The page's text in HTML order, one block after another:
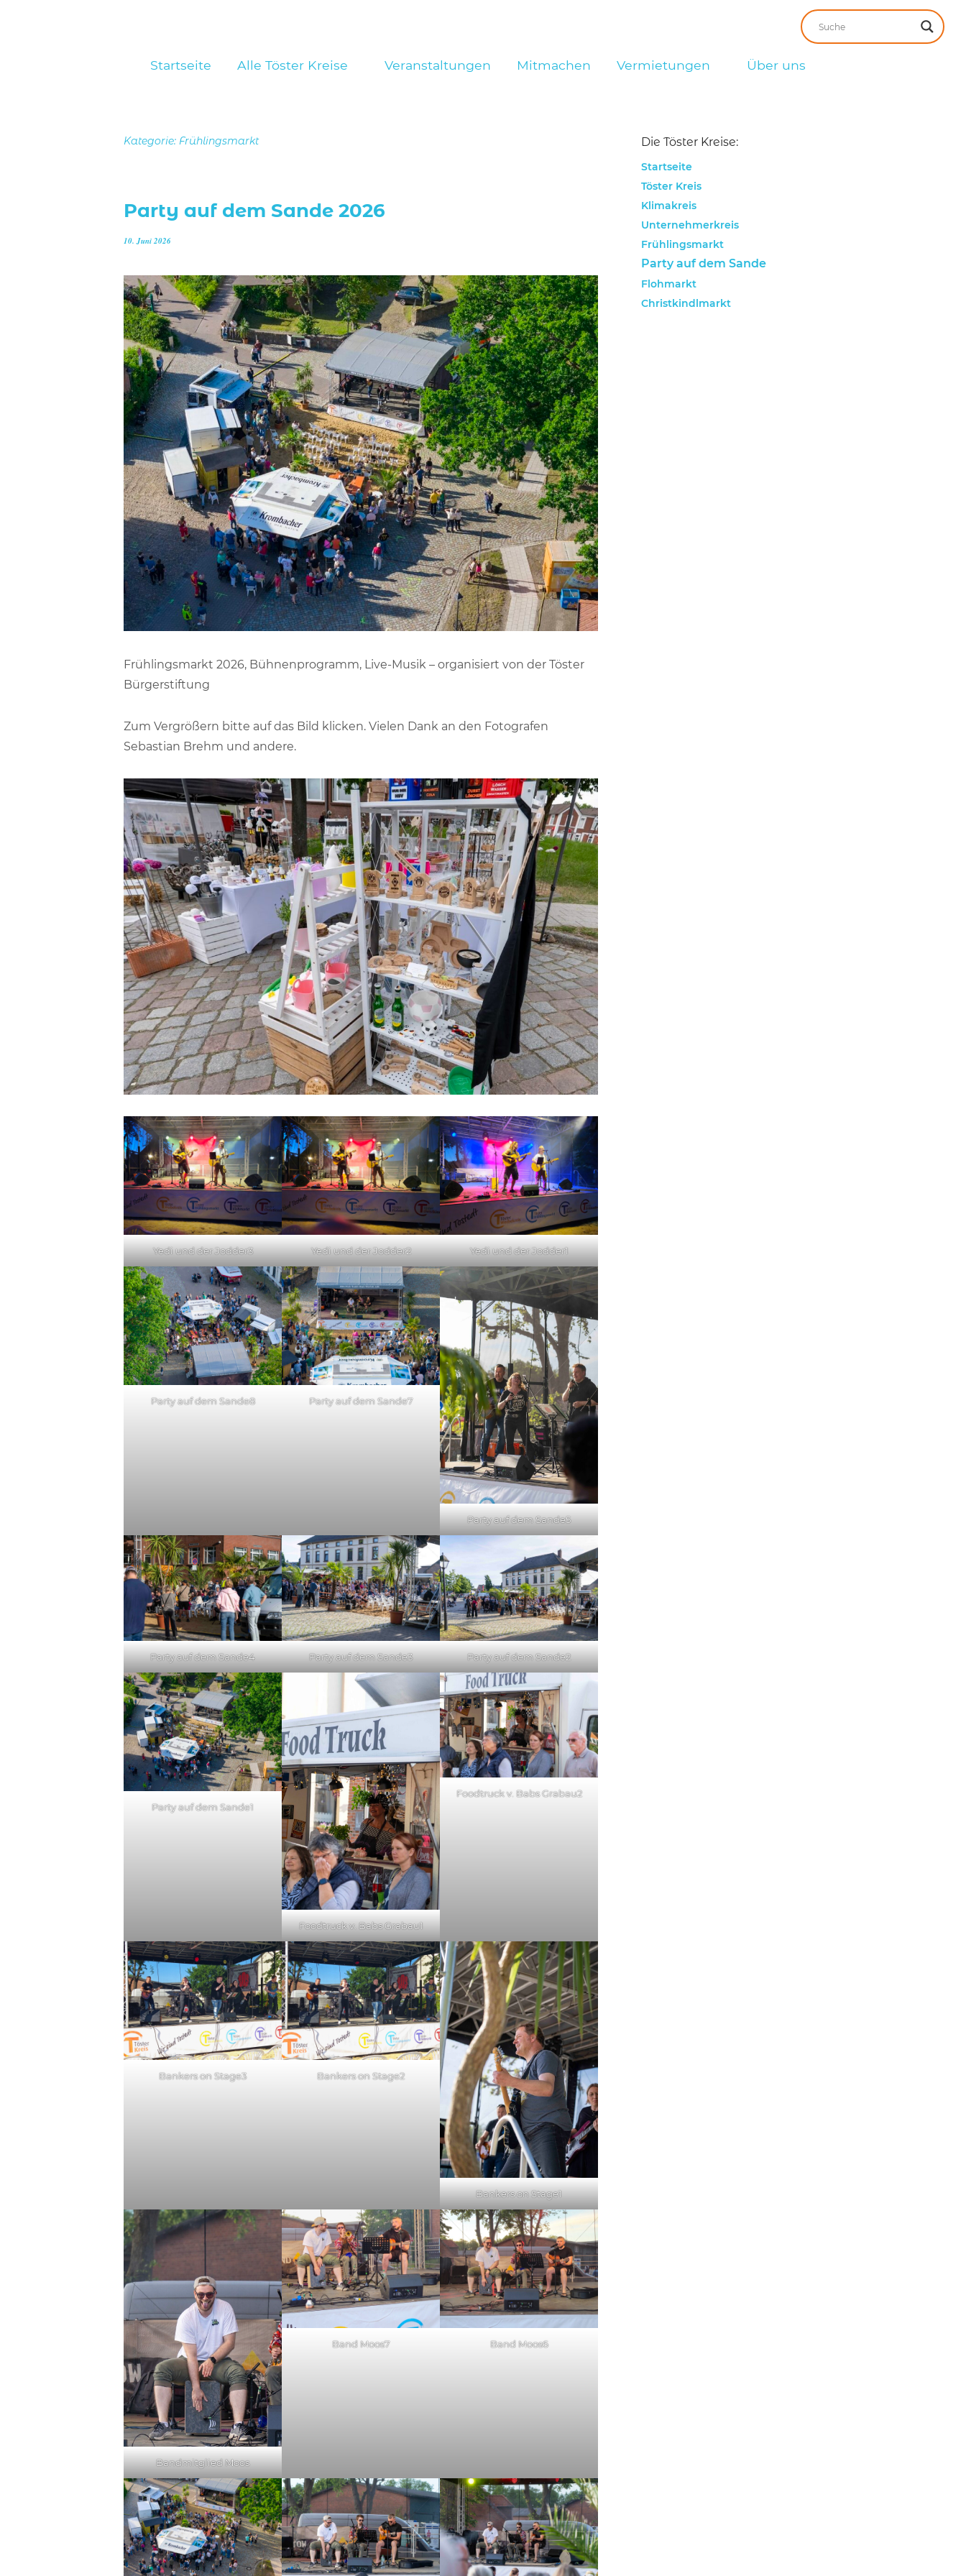
Startseite Alle Töster Kreise Veranstaltungen Mitmachen Vermietungen Über uns
Kategorie: Frühlingsmarkt
Party auf dem Sande 2026
10. Juni 2026
Frühlingsmarkt 2026, Bühnenprogramm, Live-Musik – organisiert von der Töster
Bürgerstiftung
Zum Vergrößern bitte auf das Bild klicken. Vielen Dank an den Fotografen
Sebastian Brehm und andere.
Yedi und der Jodder3 Yedi und der Jodder2 Yedi und der Jodder1
Party auf dem Sande8 Party auf dem Sande7
Party auf dem Sande5
Party auf dem Sande4 Party auf dem Sande3 Party auf dem Sande2
Party auf dem Sande1
Foodtruck v. Babs Grabau1
Foodtruck v. Babs Grabau2
Bankers on Stage3 Bankers on Stage2
Bankers on Stage1
Bandmitglied Moos
Band Moos7 Band Moos6
Die Töster Kreise:
Startseite
Töster Kreis
Klimakreis
Unternehmerkreis
Frühlingsmarkt
Party auf dem Sande
Flohmarkt
Christkindlmarkt